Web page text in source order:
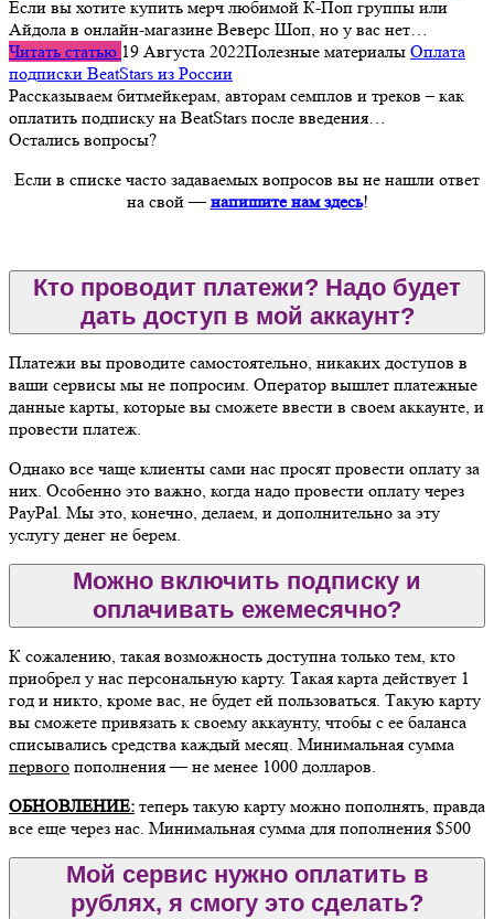
Если вы хотите купить мерч любимой К-Поп группы или
Айдола в онлайн-магазине Веверс Шоп, но у вас нет…
Читать статью 19 Августа 2022Полезные материалы Оплата
подписки BeatStars из России
Рассказываем битмейкерам, авторам семплов и треков – как
оплатить подписку на BeatStars после введения…
Остались вопросы?
Если в списке часто задаваемых вопросов вы не нашли ответ
на свой —напишите нам здесь!
Кто проводит платежи? Надо будет
дать доступ в мой аккаунт?
Платежи вы проводите самостоятельно, никаких доступов в
ваши сервисы мы не попросим. Оператор вышлет платежные
данные карты, которые вы сможете ввести в своем аккаунте, и
провести платеж.
Однако все чаще клиенты сами нас просят провести оплату за
них. Особенно это важно, когда надо провести оплату через
PayPal. Мы это, конечно, делаем, и дополнительно за эту
услугу денег не берем.
Можно включить подписку и
оплачивать ежемесячно?
К сожалению, такая возможность доступна только тем, кто
приобрел у нас персональную карту. Такая карта действует 1
год и никто, кроме вас, не будет ей пользоваться. Такую карту
вы сможете привязать к своему аккаунту, чтобы с ее баланса
списывались средства каждый месяц. Минимальная сумма
первого пополнения — не менее 1000 долларов.
ОБНОВЛЕНИЕ: теперь такую карту можно пополнять, правда
все еще через нас. Минимальная сумма для пополнения $500
Мой сервис нужно оплатить в
рублях, я смогу это сделать?